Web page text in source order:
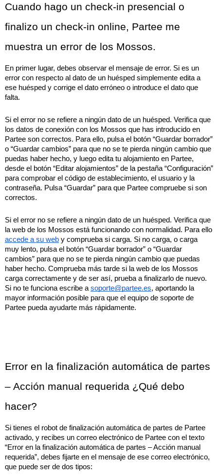
Cuando hago un check-in presencial o
finalizo un check-in online, Partee me
muestra un error de los Mossos.
En primer lugar, debes observar el mensaje de error. Si es un
error con respecto al dato de un huésped simplemente edita a
ese huésped y corrige el dato erróneo o introduce el dato que
falta.
Si el error no se refiere a ningún dato de un huésped. Verifica que
los datos de conexión con los Mossos que has introducido en
Partee son correctos. Para ello, pulsa el botón “Guardar borrador”
o “Guardar cambios” para que no se te pierda ningún cambio que
puedas haber hecho, y luego edita tu alojamiento en Partee,
desde el botón “Editar alojamientos” de la pestaña “Configuración”
para comprobar el código de establecimiento, el usuario y la
contraseña. Pulsa “Guardar” para que Partee compruebe si son
correctos.
Si el error no se refiere a ningún dato de un huésped. Verifica que
accede a su web y comprueba si carga. Si no carga, o carga
muy lento, pulsa el botón “Guardar borrador” o “Guardar
cambios” para que no se te pierda ningún cambio que puedas
haber hecho. Comprueba más tarde si la web de los Mossos
carga correctamente y de ser así, prueba a finalizarlo de nuevo.
Si no te funciona escribe a soporte@partee.es, aportando la
mayor información posible para que el equipo de soporte de
Partee pueda ayudarte más rápidamente.
Error en la finalización automática de partes
– Acción manual requerida ¿Qué debo
hacer?
Si tienes el robot de finalización automática de partes de Partee
activado, y recibes un correo electrónico de Partee con el texto
“Error en la finalización automática de partes – Acción manual
requerida”, debes fijarte en el mensaje de ese correo electrónico,
que puede ser de dos tipos: